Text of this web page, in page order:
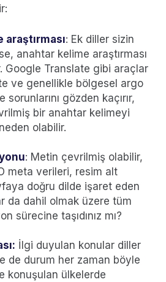
: Ek diller sizin
anahtar kelime araştırması
Google Translate gibi araçlar
ve genellikle bölgesel argo
gözden kaçırır,
bir anahtar kelimeyi
olabilir.
: Metin çevrilmiş olabilir,
meta verileri, resim alt
doğru dilde işaret eden
da dahil olmak üzere tüm
sürecine taşıdınız mı?
İlgi duyulan konular diller
de durum her zaman böyle
konuşulan ülkelerde